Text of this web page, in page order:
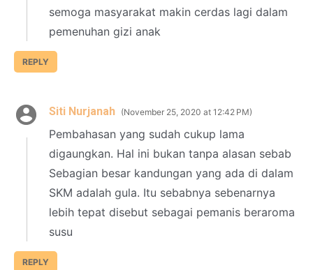
semoga masyarakat makin cerdas lagi dalam
pemenuhan gizi anak
REPLY
Siti Nurjanah November 25, 2020 at 12:42 PM
Pembahasan yang sudah cukup lama
digaungkan. Hal ini bukan tanpa alasan sebab
Sebagian besar kandungan yang ada di dalam
SKM adalah gula. Itu sebabnya sebenarnya
lebih tepat disebut sebagai pemanis beraroma
susu
REPLY